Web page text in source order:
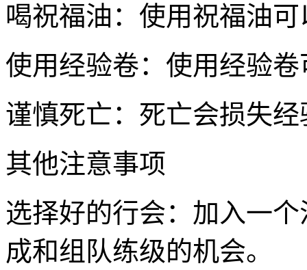
喝祝福油：使用祝福油
使用经验卷：使用经验
谨慎死亡：死亡会损失
其他注意事项
选择好的行会：加入一
成和组队练级的机会。